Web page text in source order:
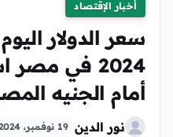
أخبار الإقتصاد
2024 في
أمام الجنيه
نور الدين 19 نوفمبر، 2024